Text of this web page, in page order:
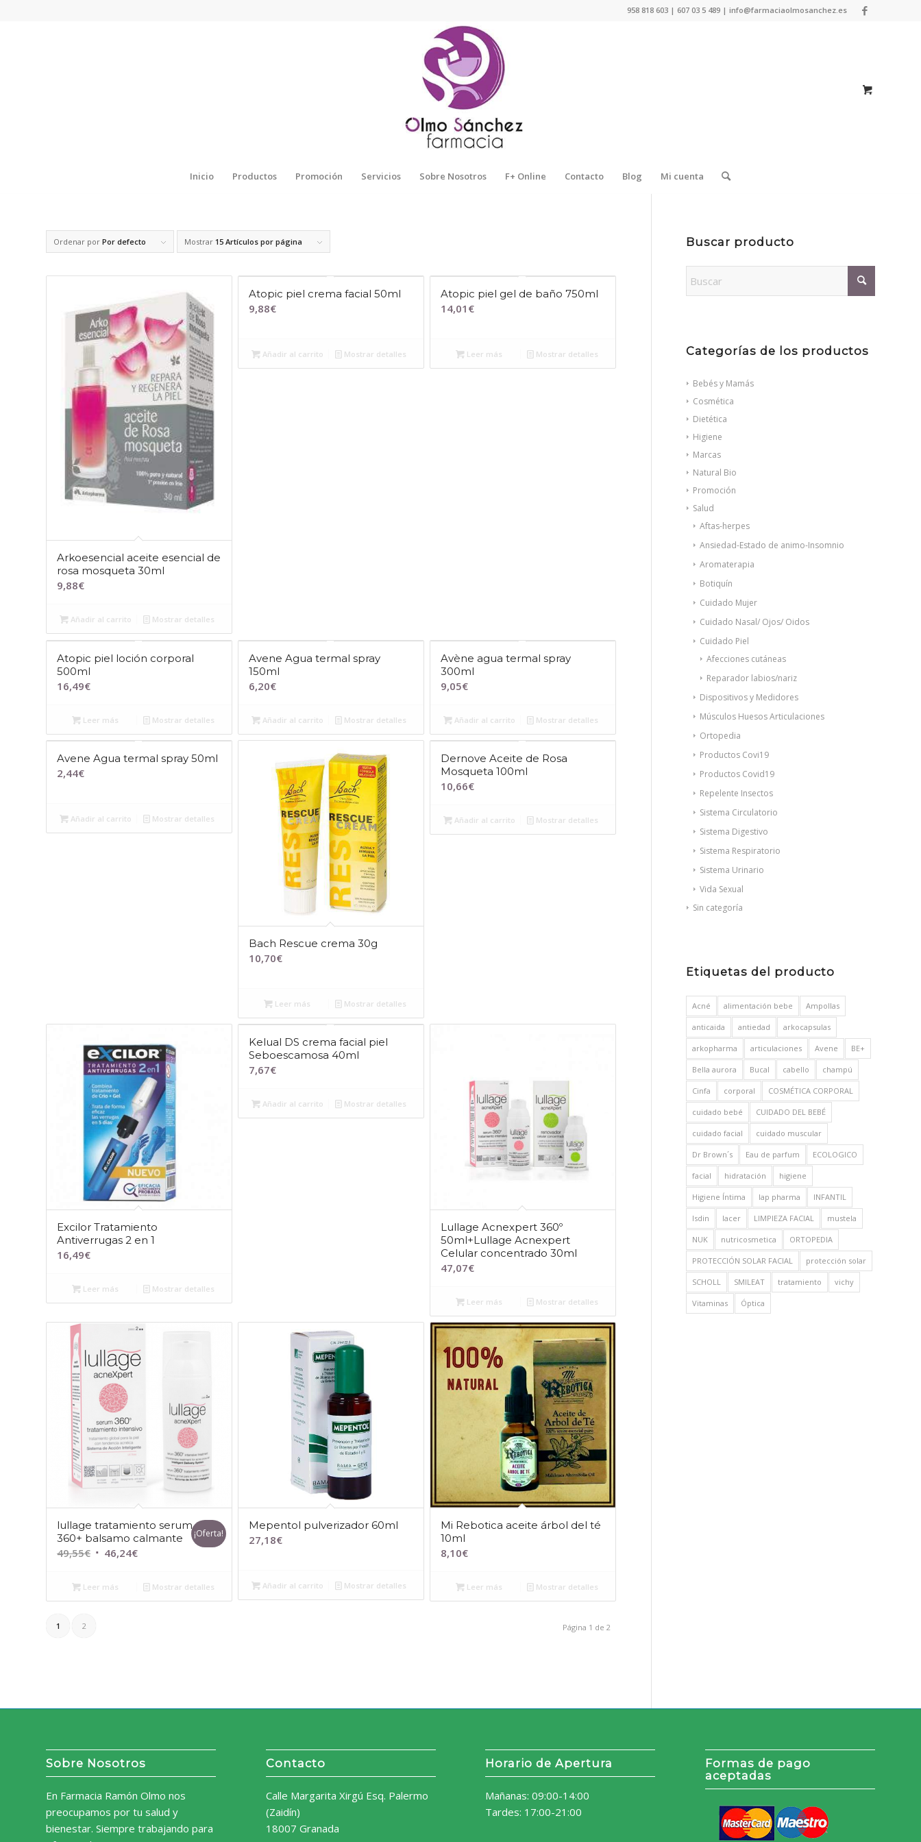
958 818 603 | 607 03 5 489 | info@farmaciaolmosanchez.es
Inicio Productos Promoción Servicios Sobre Nosotros F+ Online Contacto Blog Mi cuenta
Ordenar por Por defecto Mostrar 15 Artículos por página
Arkoesencial aceite esencial de
rosa mosqueta 30ml
9,88€
Añadir al carrito Mostrar detalles
Atopic piel crema facial 50ml
9,88€
Añadir al carrito Mostrar detalles
Atopic piel gel de baño 750ml
14,01 €
Leer más Mostrar detalles
Atopic piel loción corporal
500ml
16,49€
Leer más Mostrar detalles
Avene Agua termal spray
150ml
6,20€
Añadir al carrito Mostrar detalles
Avène agua termal spray
300ml
9,05€
Añadir al carrito Mostrar detalles
Avene Agua termal spray 50ml
2,44€
Añadir al carrito Mostrar detalles
Bach Rescue crema 30g
10,70€
Leer más Mostrar detalles
Dernove Aceite de Rosa
Mosqueta 100ml
10,66€
Añadir al carrito Mostrar detalles
Excilor Tratamiento
Antiverrugas 2 en 1
16,49€
Leer más Mostrar detalles
Kelual DS crema facial piel
Seboescamosa 40ml
7,67€
Añadir al carrito Mostrar detalles
Lullage Acnexpert 360º
50ml+Lullage Acnexpert
Celular concentrado 30ml
47,07€
Leer más Mostrar detalles
lullage tratamiento serum
360+ balsamo calmante
49,55€ El
original
era:
46,24€El
actual
es:
¡Oferta!
Leer más Mostrar detalles
Mepentol pulverizador 60ml
27,18€
Añadir al carrito Mostrar detalles
Mi Rebotica aceite árbol del té
10ml
8,10€
Leer más Mostrar detalles
Página 1 de 2
1 2
Buscar producto
Categorías de los productos
Bebés y Mamás
Cosmética
Dietética
Higiene
Marcas
Natural Bio
Promoción
Salud
Aftas-herpes
Ansiedad-Estado de animo-Insomnio
Aromaterapia
Botiquín
Cuidado Mujer
Cuidado Nasal/ Ojos/ Oidos
Cuidado Piel
Afecciones cutáneas
Reparador labios/nariz
Dispositivos y Medidores
Músculos Huesos Articulaciones
Ortopedia
Productos Covi19
Productos Covid19
Repelente Insectos
Sistema Circulatorio
Sistema Digestivo
Sistema Respiratorio
Sistema Urinario
Vida Sexual
Sin categoría
Etiquetas del producto
Acné alimentación bebe Ampollas
anticaida antiedad arkocapsulas
arkopharma articulaciones Avene BE+
Bella aurora Bucal cabello champú
Cinfa corporal COSMÉTICA CORPORAL
cuidado bebé CUIDADO DEL BEBÉ
cuidado facial cuidado muscular
Dr Brown´s Eau de parfum ECOLOGICO
facial hidratación higiene
Higiene Íntima Iap pharma INFANTIL
Isdin lacer LIMPIEZA FACIAL mustela
NUK nutricosmetica ORTOPEDIA
PROTECCIÓN SOLAR FACIAL protección solar
SCHOLL SMILEAT tratamiento vichy
Vitaminas Óptica
Sobre Nosotros
En Farmacia Ramón Olmo nos
preocupamos por tu salud y
bienestar. Siempre trabajando para
Contacto
Calle Margarita Xirgú Esq. Palermo
(Zaidín)
18007 Granada
Horario de Apertura
Mañanas: 09:00-14:00
Tardes: 17:00-21:00
Formas de pago
aceptadas